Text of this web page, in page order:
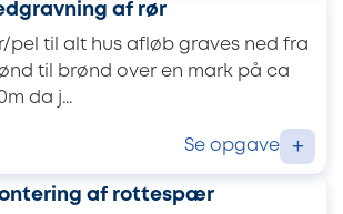
af rør
pel til alt hus afløb graves ned fra
til brønd over en mark på ca
da j...
Se opgave +
af rottespær